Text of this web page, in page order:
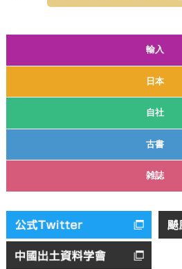
輸入
日本
自社
古書
雑誌